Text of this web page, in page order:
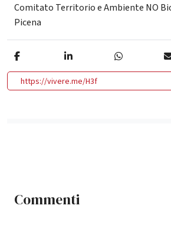
Comitato Territorio e Ambiente NO
Picena
https://vivere.me/H3f
Commenti